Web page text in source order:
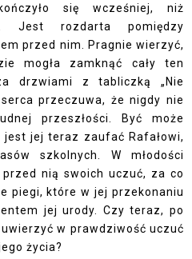
się wcześniej, niż
Jest rozdarta pomiędzy
przed nim. Pragnie wierzyć,
mogła zamknąć cały ten
drzwiami z tabliczką „Nie
przeczuwa, że nigdy nie
przeszłości. Być może
jej teraz zaufać Rafałowi,
szkolnych. W młodości
przed nią swoich uczuć, za co
piegi, które w jej przekonaniu
jej urody. Czy teraz, po
w prawdziwość uczuć
życia?